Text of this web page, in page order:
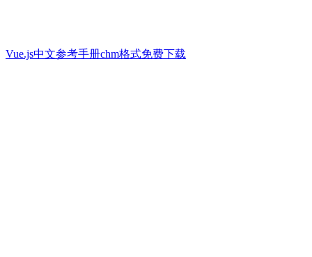
Vue.js中文参考手册chm格式免费下载